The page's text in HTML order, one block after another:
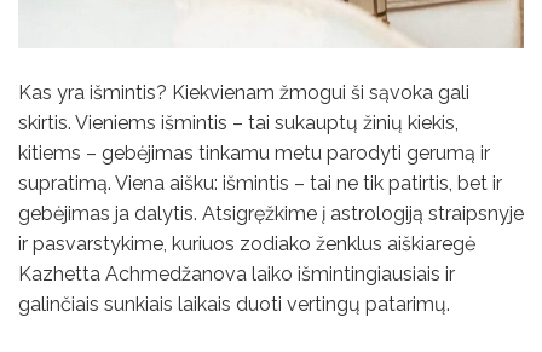
Kas yra išmintis? Kiekvienam žmogui ši sąvoka gali
skirtis. Vieniems išmintis – tai sukauptų žinių kiekis,
kitiems – gebėjimas tinkamu metu parodyti gerumą ir
supratimą. Viena aišku: išmintis – tai ne tik patirtis, bet ir
gebėjimas ja dalytis. Atsigręžkime į astrologiją straipsnyje
ir pasvarstykime, kuriuos zodiako ženklus aiškiaregė
Kazhetta Achmedžanova laiko išmintingiausiais ir
galinčiais sunkiais laikais duoti vertingų patarimų.